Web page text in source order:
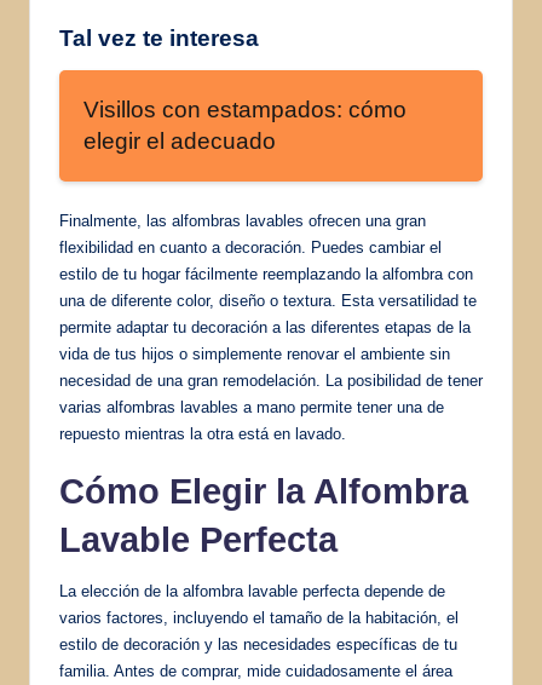
Tal vez te interesa
Visillos con estampados: cómo
elegir el adecuado
Finalmente, las alfombras lavables ofrecen una gran
flexibilidad en cuanto a decoración. Puedes cambiar el
estilo de tu hogar fácilmente reemplazando la alfombra con
una de diferente color, diseño o textura. Esta versatilidad te
permite adaptar tu decoración a las diferentes etapas de la
vida de tus hijos o simplemente renovar el ambiente sin
necesidad de una gran remodelación. La posibilidad de tener
varias alfombras lavables a mano permite tener una de
repuesto mientras la otra está en lavado.
Cómo Elegir la Alfombra
Lavable Perfecta
La elección de la alfombra lavable perfecta depende de
varios factores, incluyendo el tamaño de la habitación, el
estilo de decoración y las necesidades específicas de tu
familia. Antes de comprar, mide cuidadosamente el área